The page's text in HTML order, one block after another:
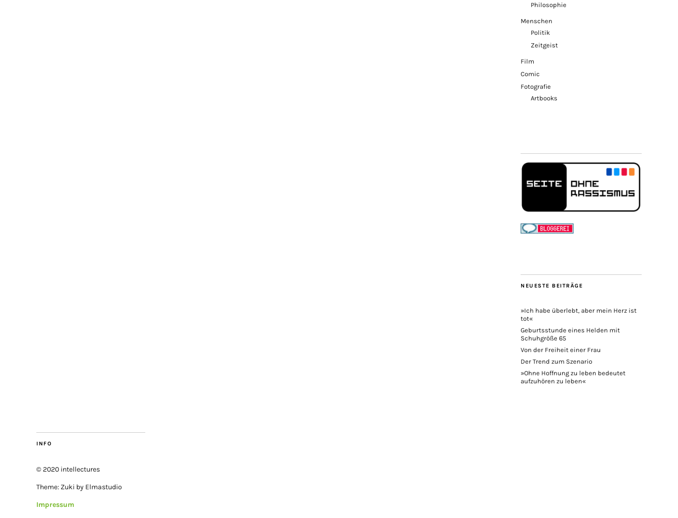
Philosophie
Menschen
Politik
Zeitgeist
Film
Comic
Fotografie
Artbooks
NEUESTE BEITRÄGE
»Ich habe überlebt, aber mein Herz ist
tot«
Geburtsstunde eines Helden mit
Schuhgröße 65
Von der Freiheit einer Frau
Der Trend zum Szenario
»Ohne Hoffnung zu leben bedeutet
aufzuhören zu leben«
INFO
© 2020 intellectures
Theme: Zuki by Elmastudio
Impressum